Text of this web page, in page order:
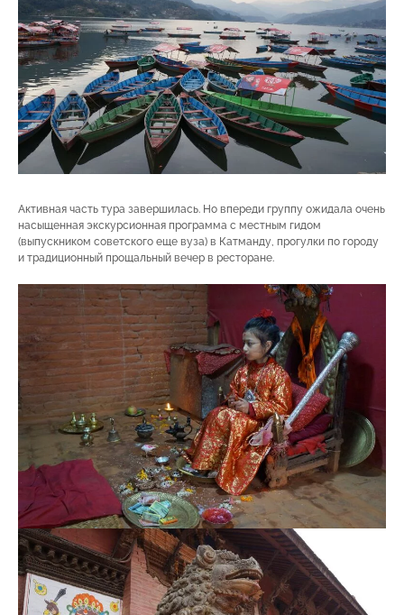
Активная часть тура завершилась. Но впереди группу ожидала очень
насыщенная экскурсионная программа с местным гидом
(выпускником советского еще вуза) в Катманду, прогулки по городу
и традиционный прощальный вечер в ресторане.